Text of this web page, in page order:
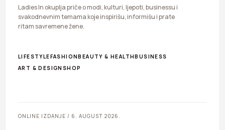
Ladies In okuplja priče o modi, kulturi, ljepoti, businessu i
svakodnevnim temama koje inspirišu, informišu i prate
ritam savremene žene.
LIFESTYLEFASHIONBEAUTY & HEALTHBUSINESS
ART & DESIGN SHOP
ONLINE IZDANJE / 6. AUGUST 2026.